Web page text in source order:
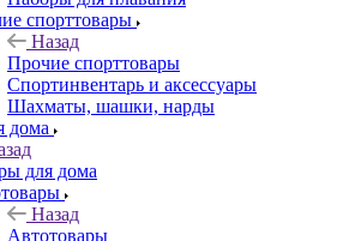
спорттовары
Назад
Прочие спорттовары
Спортинвентарь и аксессуары
Шахматы, шашки, нарды
дома
для дома
Назад
Автотовары